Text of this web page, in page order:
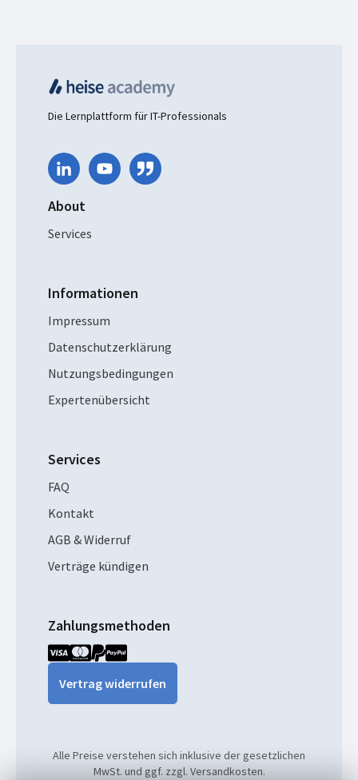
Die Lernplattform für IT-Professionals
About
Services
Informationen
Impressum
Datenschutzerklärung
Nutzungsbedingungen
Expertenübersicht
Services
FAQ
Kontakt
AGB & Widerruf
Verträge kündigen
Zahlungsmethoden
Vertrag widerrufen
Alle Preise verstehen sich inklusive der gesetzlichen
MwSt. und ggf. zzgl. Versandkosten.